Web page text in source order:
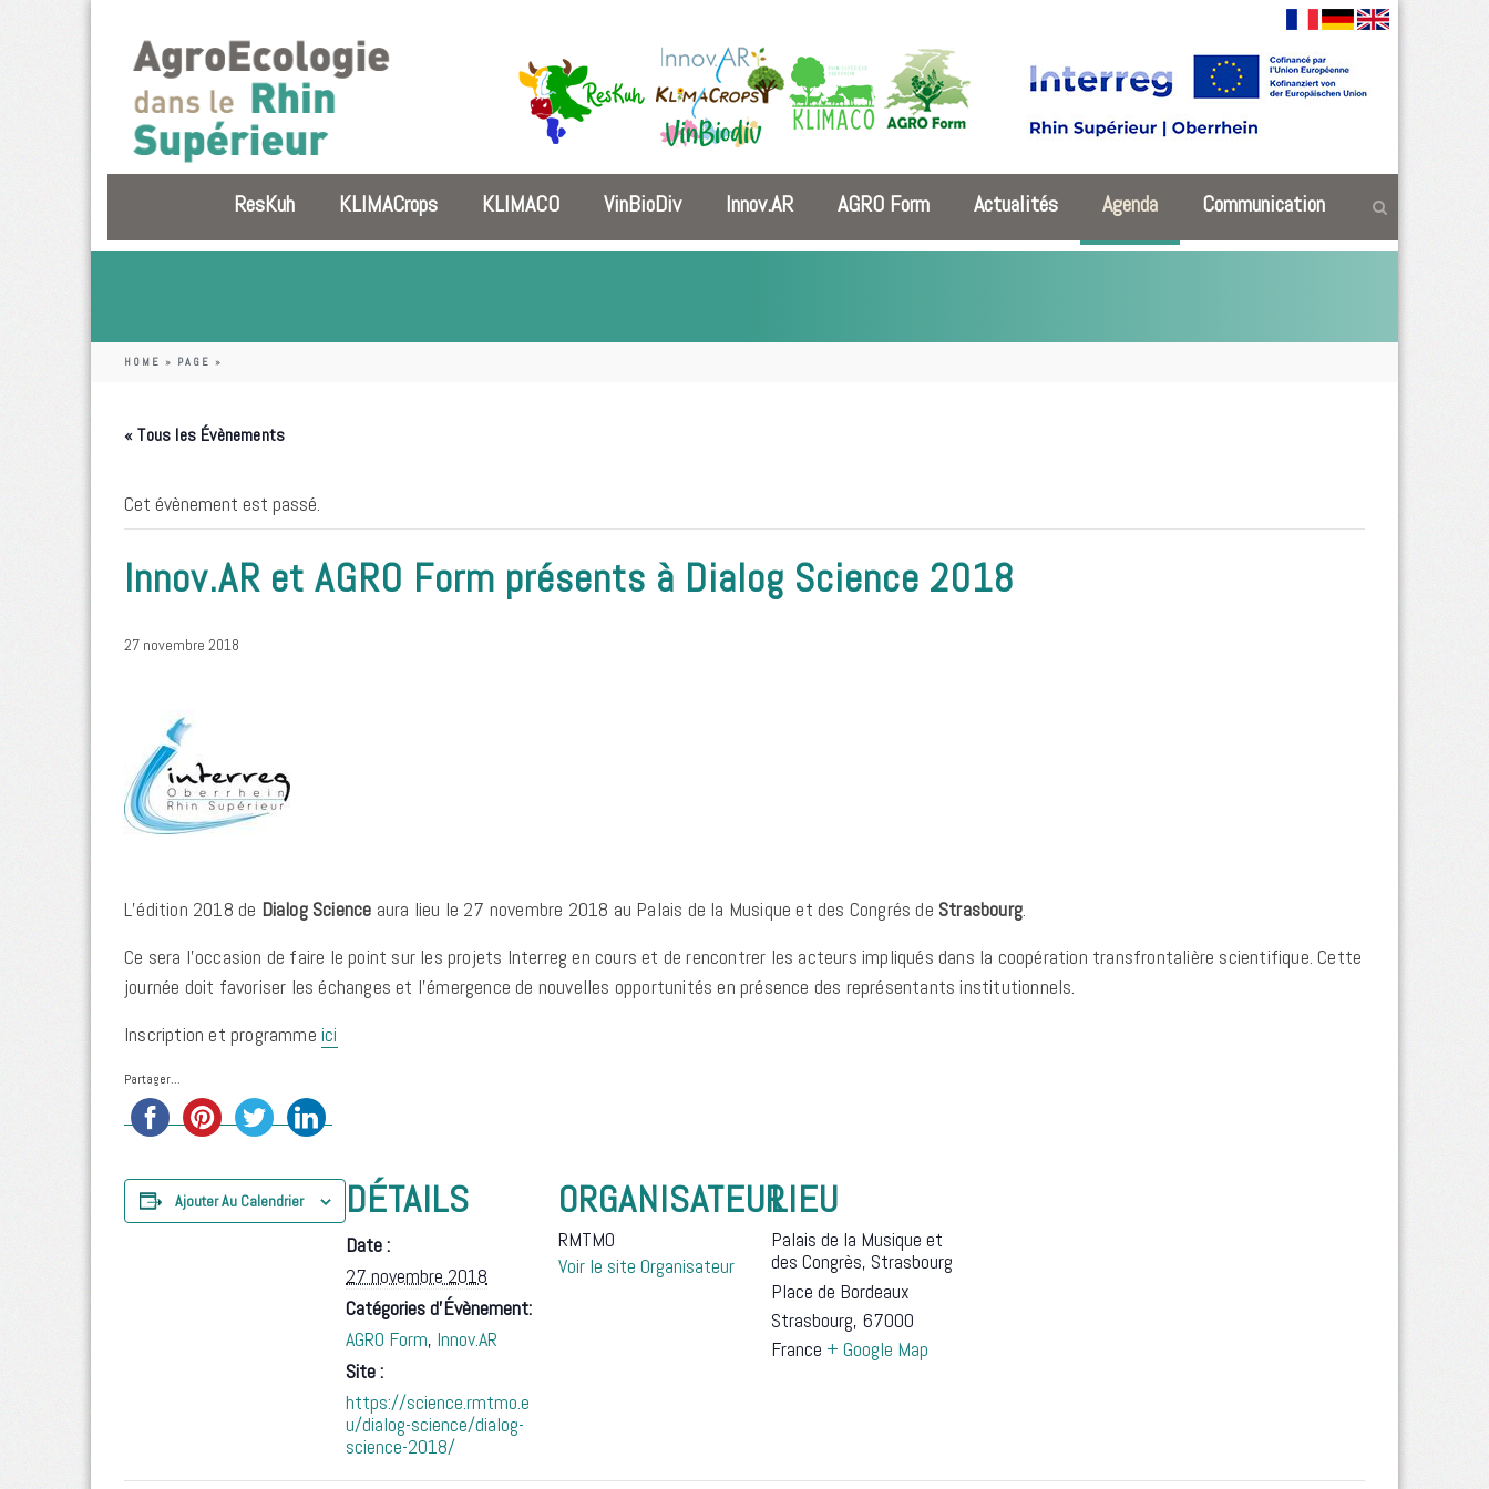
ResKuh KLIMACrops KLIMACO VinBioDiv Innov.AR AGRO Form Actualités Agenda Communication
HOME » PAGE »
« Tous les Évènements
Cet évènement est passé.
Innov.AR et AGRO Form présents à Dialog Science 2018
27 novembre 2018
L’édition 2018 de Dialog Science aura lieu le 27 novembre 2018 au Palais de la Musique et des Congrés de Strasbourg.
Ce sera l’occasion de faire le point sur les projets Interreg en cours et de rencontrer les acteurs impliqués dans la coopération transfrontalière scientifique. Cette
journée doit favoriser les échanges et l’émergence de nouvelles opportunités en présence des représentants institutionnels.
Inscription et programme ici
Partager...
Ajouter Au Calendrier DÉTAILS
Date :
27 novembre 2018
Catégories d’Évènement:
AGRO Form, Innov.AR
Site :
https://science.rmtmo.e
u/dialog-science/dialog-
science-2018/
ORGANISATEUR
RMTMO
Voir le site Organisateur
LIEU
Palais de la Musique et
des Congrès, Strasbourg
Place de Bordeaux
Strasbourg, 67000
France + Google Map